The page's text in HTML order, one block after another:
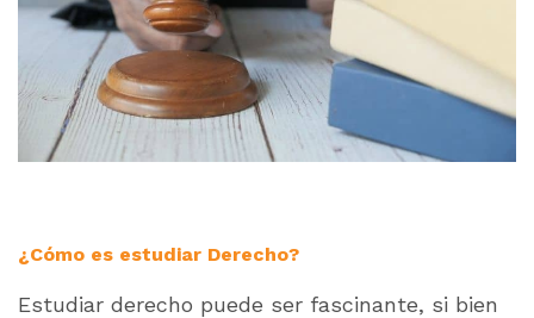
¿Cómo es estudiar Derecho?
Estudiar derecho puede ser fascinante, si bien